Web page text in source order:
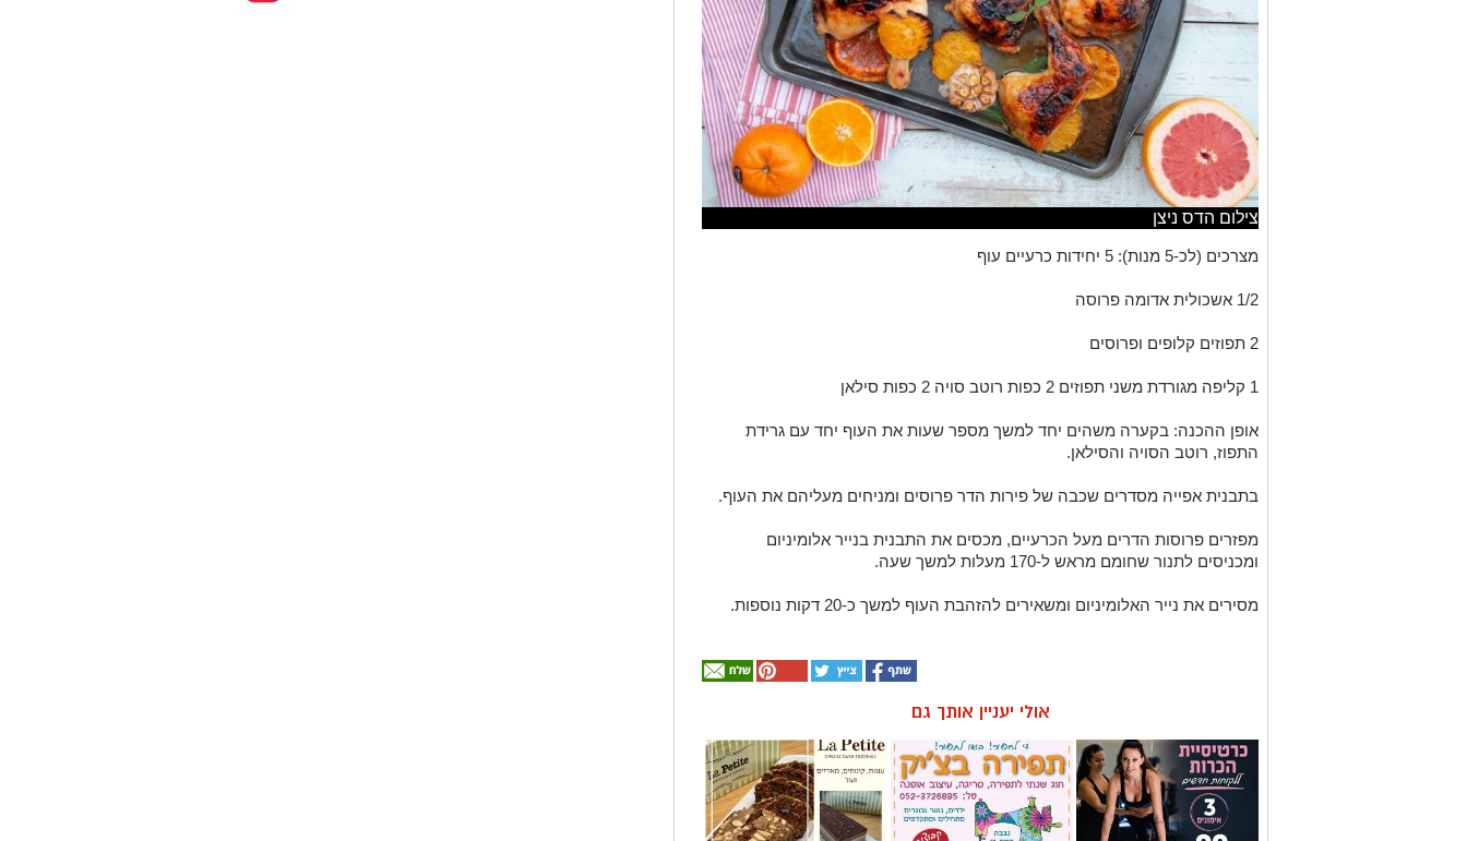
צילום הדס ניצן
מצרכים (לכ-5 מנות): 5 יחידות כרעיים עוף
1/2 אשכולית אדומה פרוסה
2 תפוזים קלופים ופרוסים
1 קליפה מגורדת משני תפוזים 2 כפות רוטב סויה 2 כפות סילאן
אופן ההכנה: בקערה משהים יחד למשך מספר שעות את העוף יחד עם גרידת
התפוז, רוטב הסויה והסילאן.
בתבנית אפייה מסדרים שכבה של פירות הדר פרוסים ומניחים מעליהם את העוף.
מפזרים פרוסות הדרים מעל הכרעיים, מכסים את התבנית בנייר אלומיניום
ומכניסים לתנור שחומם מראש ל-170 מעלות למשך שעה.
מסירים את נייר האלומיניום ומשאירים להזהבת העוף למשך כ-20 דקות נוספות.
אולי יעניין אותך גם